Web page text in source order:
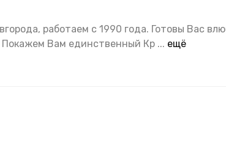
работаем с 1990 года. Готовы Вас
Покажем Вам единственный Кр ... ещё